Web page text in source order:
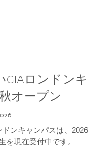
GIAロンドンキ
オープン
ンキャンパスは、2026
を現在受付中です。